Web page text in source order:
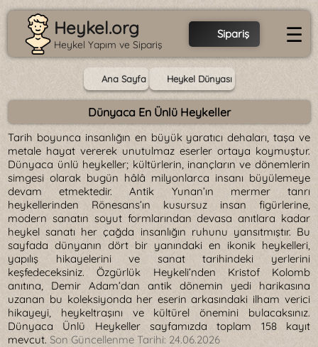
Heykel.org
Heykel Yapım ve Sipariş
Sipariş ☰
Ana Sayfa Heykel Dünyası
Dünyaca En Ünlü Heykeller
Tarih boyunca insanlığın en büyük yaratıcı dehaları, taşa ve
metale hayat vererek unutulmaz eserler ortaya koymuştur.
Dünyaca ünlü heykeller; kültürlerin, inançların ve dönemlerin
simgesi olarak bugün hâlâ milyonlarca insanı büyülemeye
devam etmektedir. Antik Yunan’ın mermer tanrı
heykellerinden Rönesans’ın kusursuz insan figürlerine,
modern sanatın soyut formlarından devasa anıtlara kadar
heykel sanatı her çağda insanlığın ruhunu yansıtmıştır. Bu
sayfada dünyanın dört bir yanındaki en ikonik heykelleri,
yapılış hikayelerini ve sanat tarihindeki yerlerini
keşfedeceksiniz. Özgürlük Heykeli’nden Kristof Kolomb
anıtına, Demir Adam’dan antik dönemin yedi harikasına
uzanan bu koleksiyonda her eserin arkasındaki ilham verici
hikayeyi, heykeltraşını ve kültürel önemini bulacaksınız.
Dünyaca Ünlü Heykeller sayfamızda toplam 158 kayıt
mevcut.Son Güncellenme Tarihi: 24.06.2026